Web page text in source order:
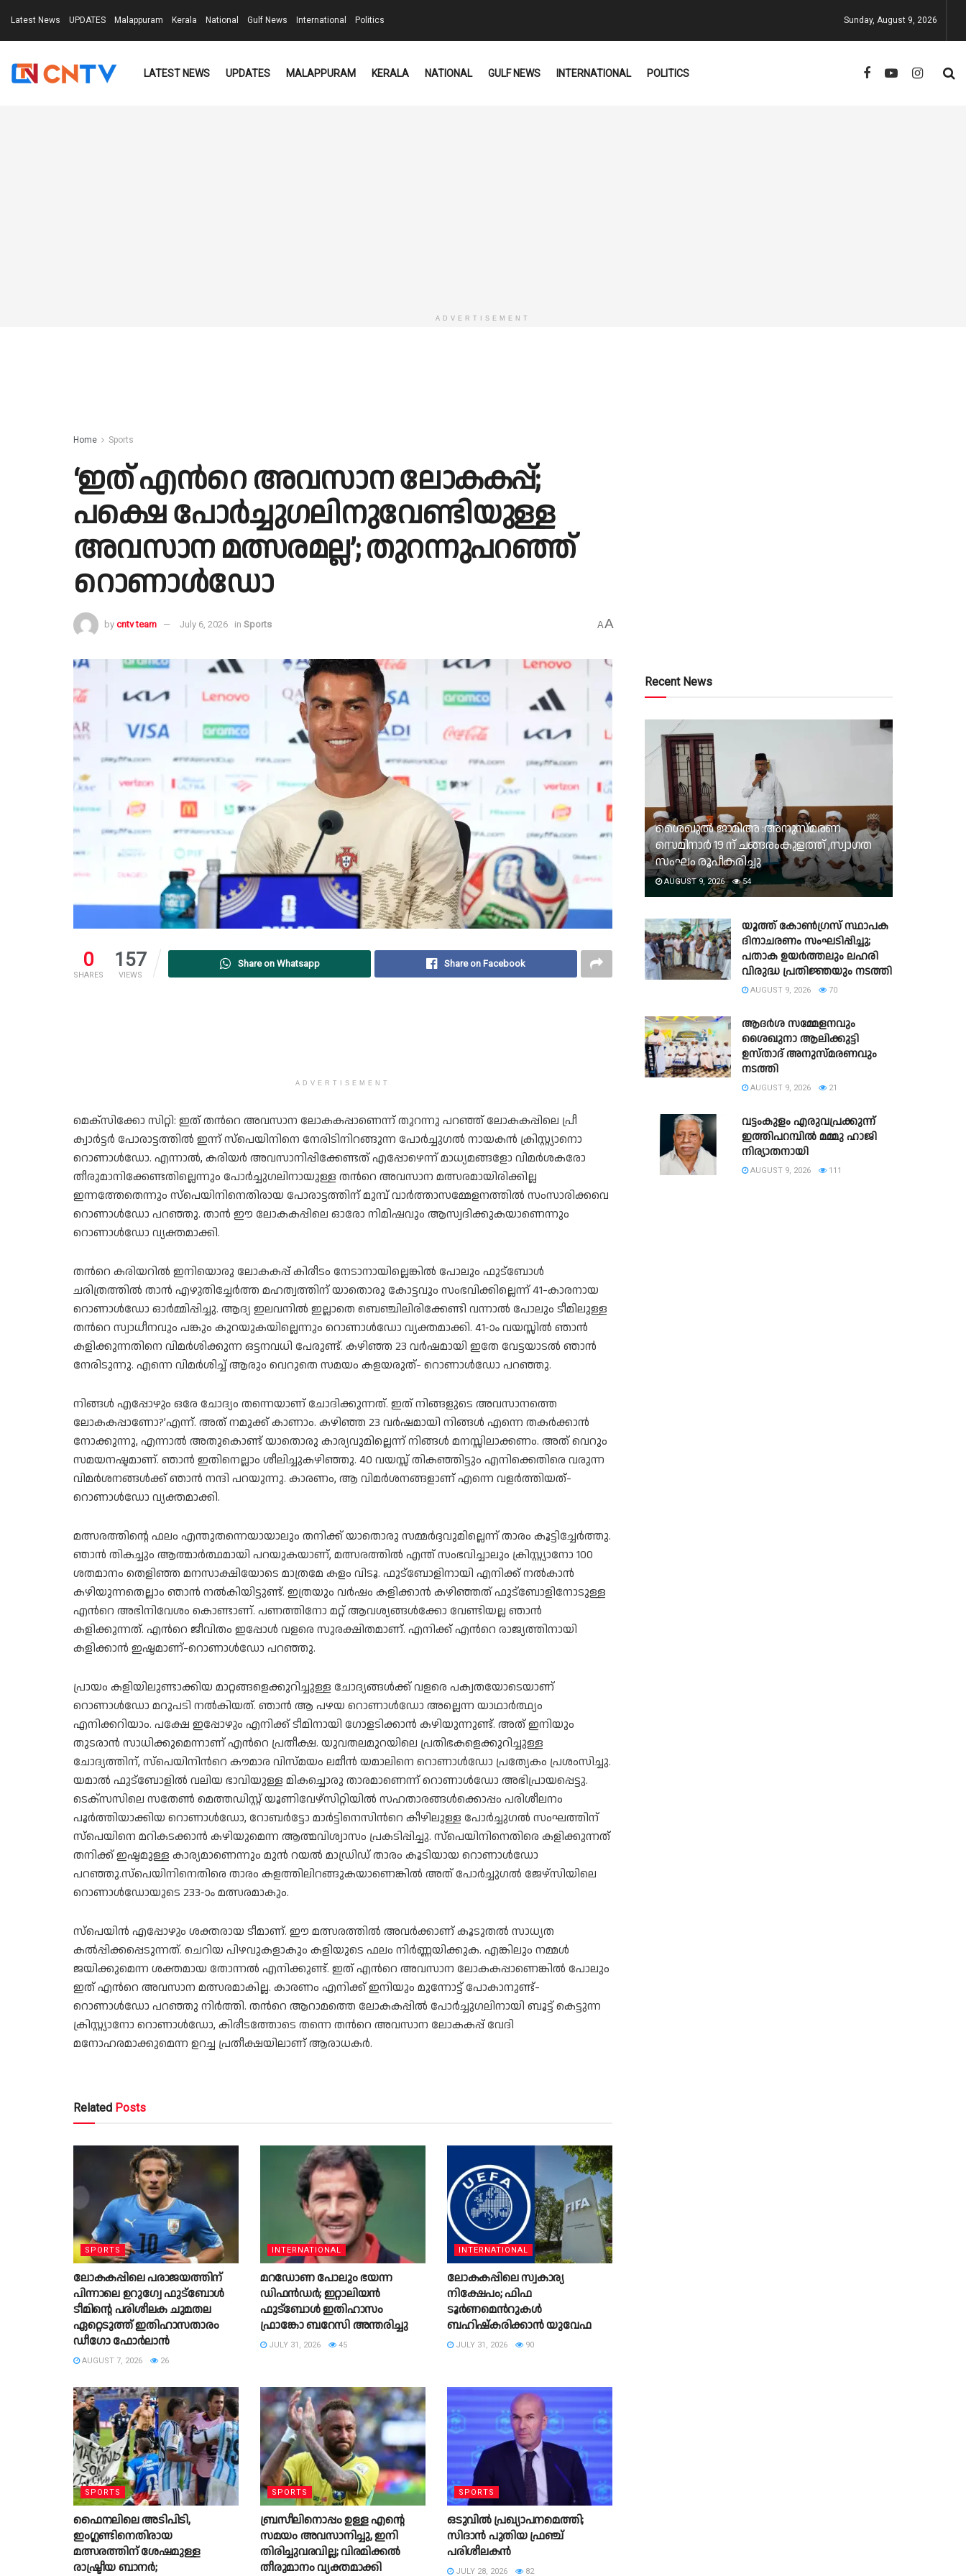
Latest News UPDATES Malappuram Kerala National Gulf News International Politics Sunday, August 9, 2026
LATEST NEWS UPDATES MALAPPURAM KERALA NATIONAL GULF NEWS INTERNATIONAL POLITICS
ADVERTISEMENT
Home Sports
‘ഇത് എന്‍റെ അവസാന ലോകകപ്പ്;
പക്ഷെ പോര്‍ച്ചുഗലിനുവേണ്ടിയുള്ള
അവസാന മത്സരമല്ല’; തുറന്നുപറഞ്ഞ്
റൊണാൾഡോ
by cntv team July 6, 2026 in Sports AA
0
SHARES
157
VIEWS
Share on Whatsapp Share on Facebook
ADVERTISEMENT
മെക്സിക്കോ സിറ്റി: ഇത് തന്‍റെ അവസാന ലോകകപ്പാണെന്ന് തുറന്നു പറഞ്ഞ് ലോകകപ്പിലെ പ്രീ
ക്വാര്‍ട്ടര്‍ പോരാട്ടത്തില്‍ ഇന്ന് സ്പെയിനിനെ നേരിടിനിറങ്ങുന്ന പോര്‍ച്ചുഗല്‍ നായകന്‍ ക്രിസ്റ്റ്യാനൊ
റൊണാള്‍ഡോ. എന്നാൽ, കരിയർ അവസാനിപ്പിക്കേണ്ടത് എപ്പോഴെന്ന് മാധ്യമങ്ങളോ വിമർശകരോ
തീരുമാനിക്കേണ്ടതില്ലെന്നും പോര്‍ച്ചുഗലിനായുള്ള തന്‍റെ അവസാന മത്സരമായിരിക്കില്ല
ഇന്നത്തേതെന്നും സ്പെയിനിനെതിരായ പോരാട്ടത്തിന് മുമ്പ് വാർത്താസമ്മേളനത്തിൽ സംസാരിക്കവെ
റൊണാള്‍ഡോ പറഞ്ഞു. താൻ ഈ ലോകകപ്പിലെ ഓരോ നിമിഷവും ആസ്വദിക്കുകയാണെന്നും
റൊണാള്‍ഡോ വ്യക്തമാക്കി.
തന്‍റെ കരിയറിൽ ഇനിയൊരു ലോകകപ്പ് കിരീടം നേടാനായില്ലെങ്കിൽ പോലും ഫുട്ബോൾ
ചരിത്രത്തിൽ താൻ എഴുതിച്ചേർത്ത മഹത്വത്തിന് യാതൊരു കോട്ടവും സംഭവിക്കില്ലെന്ന് 41-കാരനായ
റൊണാള്‍ഡോ ഓർമ്മിപ്പിച്ചു. ആദ്യ ഇലവനിൽ ഇല്ലാതെ ബെഞ്ചിലിരിക്കേണ്ടി വന്നാൽ പോലും ടീമിലുള്ള
തന്‍റെ സ്വാധീനവും പങ്കും കുറയുകയില്ലെന്നും റൊണാൾഡോ വ്യക്തമാക്കി. 41-ാം വയസ്സിൽ ഞാൻ
കളിക്കുന്നതിനെ വിമർശിക്കുന്ന ഒട്ടനവധി പേരുണ്ട്. കഴിഞ്ഞ 23 വർഷമായി ഇതേ വേട്ടയാടൽ ഞാൻ
നേരിടുന്നു. എന്നെ വിമർശിച്ച് ആരും വെറുതെ സമയം കളയരുത്- റൊണാൾഡോ പറഞ്ഞു.
നിങ്ങൾ എപ്പോഴും ഒരേ ചോദ്യം തന്നെയാണ് ചോദിക്കുന്നത്. ഇത് നിങ്ങളുടെ അവസാനത്തെ
ലോകകപ്പാണോ?’എന്ന്. അത് നമുക്ക് കാണാം. കഴിഞ്ഞ 23 വർഷമായി നിങ്ങൾ എന്നെ തകർക്കാൻ
നോക്കുന്നു, എന്നാൽ അതുകൊണ്ട് യാതൊരു കാര്യവുമില്ലെന്ന് നിങ്ങൾ മനസ്സിലാക്കണം. അത് വെറും
സമയനഷ്ടമാണ്. ഞാൻ ഇതിനെല്ലാം ശീലിച്ചുകഴിഞ്ഞു. 40 വയസ്സ് തികഞ്ഞിട്ടും എനിക്കെതിരെ വരുന്ന
വിമർശനങ്ങൾക്ക് ഞാൻ നന്ദി പറയുന്നു. കാരണം, ആ വിമർശനങ്ങളാണ് എന്നെ വളർത്തിയത്-
റൊണാൾഡോ വ്യക്തമാക്കി.
മത്സരത്തിന്റെ ഫലം എന്തുതന്നെയായാലും തനിക്ക് യാതൊരു സമ്മർദ്ദവുമില്ലെന്ന് താരം കൂട്ടിച്ചേർത്തു.
ഞാൻ തികച്ചും ആത്മാർത്ഥമായി പറയുകയാണ്, മത്സരത്തിൽ എന്ത് സംഭവിച്ചാലും ക്രിസ്റ്റ്യാനോ 100
ശതമാനം തെളിഞ്ഞ മനസാക്ഷിയോടെ മാത്രമേ കളം വിടൂ. ഫുട്ബോളിനായി എനിക്ക് നൽകാൻ
കഴിയുന്നതെല്ലാം ഞാൻ നൽകിയിട്ടുണ്ട്. ഇത്രയും വർഷം കളിക്കാൻ കഴിഞ്ഞത് ഫുട്ബോളിനോടുള്ള
എന്‍റെ അഭിനിവേശം കൊണ്ടാണ്. പണത്തിനോ മറ്റ് ആവശ്യങ്ങൾക്കോ വേണ്ടിയല്ല ഞാൻ
കളിക്കുന്നത്. എന്‍റെ ജീവിതം ഇപ്പോൾ വളരെ സുരക്ഷിതമാണ്. എനിക്ക് എന്‍റെ രാജ്യത്തിനായി
കളിക്കാൻ ഇഷ്ടമാണ്-റൊണാള്‍ഡോ പറഞ്ഞു.
പ്രായം കളിയിലുണ്ടാക്കിയ മാറ്റങ്ങളെക്കുറിച്ചുള്ള ചോദ്യങ്ങൾക്ക് വളരെ പക്വതയോടെയാണ്
റൊണാൾഡോ മറുപടി നൽകിയത്. ഞാൻ ആ പഴയ റൊണാൾഡോ അല്ലെന്ന യാഥാർത്ഥ്യം
എനിക്കറിയാം. പക്ഷേ ഇപ്പോഴും എനിക്ക് ടീമിനായി ഗോളടിക്കാൻ കഴിയുന്നുണ്ട്. അത് ഇനിയും
തുടരാൻ സാധിക്കുമെന്നാണ് എന്‍റെ പ്രതീക്ഷ. യുവതലമുറയിലെ പ്രതിഭകളെക്കുറിച്ചുള്ള
ചോദ്യത്തിന്, സ്പെയിനിന്‍റെ കൗമാര വിസ്മയം ലമീൻ യമാലിനെ റൊണാൾഡോ പ്രത്യേകം പ്രശംസിച്ചു.
യമാൽ ഫുട്ബോളിൽ വലിയ ഭാവിയുള്ള മികച്ചൊരു താരമാണെന്ന് റൊണാൾഡോ അഭിപ്രായപ്പെട്ടു.
ടെക്സസിലെ സതേൺ മെത്തഡിസ്റ്റ് യൂണിവേഴ്സിറ്റിയിൽ സഹതാരങ്ങൾക്കൊപ്പം പരിശീലനം
പൂർത്തിയാക്കിയ റൊണാൾഡോ, റോബർട്ടോ മാർട്ടിനെസിന്‍റെ കീഴിലുള്ള പോർച്ചുഗൽ സംഘത്തിന്
സ്പെയിനെ മറികടക്കാൻ കഴിയുമെന്ന ആത്മവിശ്വാസം പ്രകടിപ്പിച്ചു. സ്പെയിനിനെതിരെ കളിക്കുന്നത്
തനിക്ക് ഇഷ്ടമുള്ള കാര്യമാണെന്നും മുൻ റയൽ മാഡ്രിഡ് താരം കൂടിയായ റൊണാള്‍ഡോ
പറഞ്ഞു.സ്പെയിനിനെതിരെ താരം കളത്തിലിറങ്ങുകയാണെങ്കിൽ അത് പോർച്ചുഗൽ ജേഴ്സിയിലെ
റൊണാൾഡോയുടെ 233-ാം മത്സരമാകും.
സ്പെയിൻ എപ്പോഴും ശക്തരായ ടീമാണ്. ഈ മത്സരത്തിൽ അവർക്കാണ് കൂടുതൽ സാധ്യത
കൽപ്പിക്കപ്പെടുന്നത്. ചെറിയ പിഴവുകളാകും കളിയുടെ ഫലം നിർണ്ണയിക്കുക. എങ്കിലും നമ്മൾ
ജയിക്കുമെന്ന ശക്തമായ തോന്നൽ എനിക്കുണ്ട്. ഇത് എന്‍റെ അവസാന ലോകകപ്പാണെങ്കിൽ പോലും
ഇത് എന്‍റെ അവസാന മത്സരമാകില്ല. കാരണം എനിക്ക് ഇനിയും മുന്നോട്ട് പോകാനുണ്ട്-
റൊണാൾഡോ പറഞ്ഞു നിർത്തി. തന്‍റെ ആറാമത്തെ ലോകകപ്പിൽ പോർച്ചുഗലിനായി ബൂട്ട് കെട്ടുന്ന
ക്രിസ്റ്റ്യാനോ റൊണാൾഡോ, കിരീടത്തോടെ തന്നെ തന്‍റെ അവസാന ലോകകപ്പ് വേദി
മനോഹരമാക്കുമെന്ന ഉറച്ച പ്രതീക്ഷയിലാണ് ആരാധകർ.
Related Posts
SPORTS
ലോകകപ്പിലെ പരാജയത്തിന്
പിന്നാലെ ഉറുഗ്വേ ഫുട്ബോൾ
ടീമിന്റെ പരിശീലക ചുമതല
ഏറ്റെടുത്ത് ഇതിഹാസതാരം
ഡീഗോ ഫോർലാൻ
AUGUST 7, 2026 26
INTERNATIONAL
മറഡോണ പോലും ഭയന്ന
ഡിഫൻഡർ; ഇറ്റാലിയൻ
ഫുട്ബോൾ ഇതിഹാസം
ഫ്രാങ്കോ ബറേസി അന്തരിച്ചു
JULY 31, 2026 45
INTERNATIONAL
ലോകകപ്പിലെ സ്വകാര്യ
നിക്ഷേപം; ഫിഫ
ടൂർണമെന്‍റുകൾ
ബഹിഷ്‌കരിക്കാൻ യുവേഫ
JULY 31, 2026 90
SPORTS
ഫൈനലിലെ അടിപിടി,
ഇംഗ്ലണ്ടിനെതിരായ
മത്സരത്തിന് ശേഷമുള്ള
രാഷ്ട്രീയ ബാനര്‍;
SPORTS
ബ്രസീലിനൊപ്പം ഉള്ള എന്റെ
സമയം അവസാനിച്ചു, ഇനി
തിരിച്ചുവരവില്ല; വിരമിക്കല്‍
തീരുമാനം വ്യക്തമാക്കി
SPORTS
ഒടുവിൽ പ്രഖ്യാപനമെത്തി;
സിദാൻ പുതിയ ഫ്രഞ്ച്
പരിശീലകൻ
JULY 28, 2026 82
Recent News
ശൈഖുൽ ജാമിഅ :അനുസ്മരണ
സെമിനാർ 19 ന് ചങ്ങരംകുളത്ത് ,സ്വാഗത
സംഘം രൂപീകരിച്ചു
AUGUST 9, 2026 54
യൂത്ത് കോൺഗ്രസ് സ്ഥാപക
ദിനാചരണം സംഘടിപ്പിച്ചു;
പതാക ഉയർത്തലും ലഹരി
വിരുദ്ധ പ്രതിജ്ഞയും നടത്തി
AUGUST 9, 2026 70
ആദർശ സമ്മേളനവും
ശൈഖുനാ ആലിക്കുട്ടി
ഉസ്താദ് അനുസ്മരണവും
നടത്തി
AUGUST 9, 2026 21
വട്ടംകുളം എരുവപ്രക്കുന്ന്
ഇത്തിപറമ്പിൽ മമ്മു ഹാജി
നിര്യാതനായി
AUGUST 9, 2026 111